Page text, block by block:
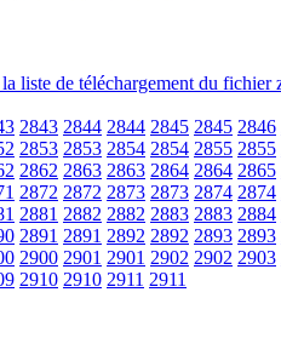
2843 2844 2844 2845 2845 2846
2853 2853 2854 2854 2855 2855
2862 2863 2863 2864 2864 2865
2872 2872 2873 2873 2874 2874
2881 2882 2882 2883 2883 2884
2891 2891 2892 2892 2893 2893
2900 2901 2901 2902 2902 2903
2910 2910 2911 2911